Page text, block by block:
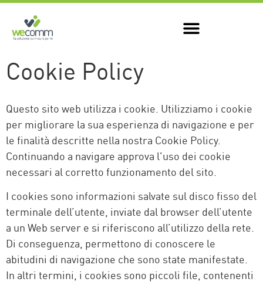
Cookie Policy
Questo sito web utilizza i cookie. Utilizziamo i cookie
per migliorare la sua esperienza di navigazione e per
le finalità descritte nella nostra Cookie Policy.
Continuando a navigare approva l'uso dei cookie
necessari al corretto funzionamento del sito.
I cookies sono informazioni salvate sul disco fisso del
terminale dell’utente, inviate dal browser dell’utente
a un Web server e si riferiscono all’utilizzo della rete.
Di conseguenza, permettono di conoscere le
abitudini di navigazione che sono state manifestate.
In altri termini, i cookies sono piccoli file, contenenti